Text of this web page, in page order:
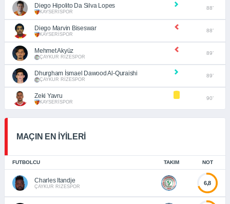
Diego Hipolito Da Silva Lopes
KAYSERİSPOR
88’
Diego Marvin Biseswar
KAYSERİSPOR
88’
Mehmet Akyüz
ÇAYKUR RİZESPOR
89’
Dhurgham İsmael Dawood Al-Quraishi
ÇAYKUR RİZESPOR
89’
Zeki Yavru
KAYSERİSPOR
90’
MAÇIN EN İYİLERİ
FUTBOLCU TAKIM NOT
Charles Itandje
ÇAYKUR RİZESPOR
6,8